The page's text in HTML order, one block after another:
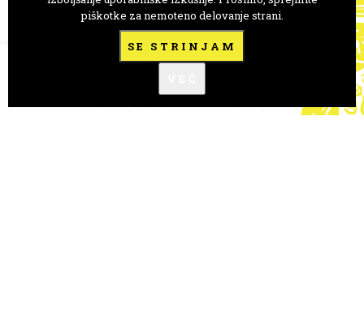
Trg Prekomorskih brigad 1
1000 Ljubljana, Slovenija
goro.anamonro@gmail.com
piškotke za nemoteno delovanje strani.
SE STRINJAM